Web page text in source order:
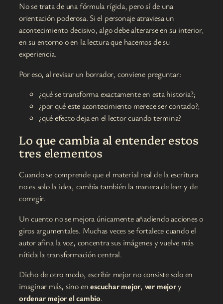
No se trata de una fórmula rígida, pero sí de una
orientación poderosa. Si el personaje atraviesa un
acontecimiento decisivo, algo debe alterarse en su interior,
en su entorno o en la lectura que hacemos de su
experiencia.
Por eso, al revisar un borrador, conviene preguntar:
¿qué se transforma exactamente en esta historia?;
¿por qué este acontecimiento merece ser contado?;
¿qué efecto deja en el lector cuando termina?
Lo que cambia al entender estos
tres elementos
Cuando se comprende que el material real de la escritura
no es solo la idea, cambia también la manera de leer y de
corregir.
Un cuento no se mejora únicamente añadiendo acciones o
giros argumentales. Muchas veces se fortalece cuando el
autor afina la voz, concentra sus imágenes y vuelve más
nítida la transformación central.
Dicho de otro modo, escribir mejor no consiste solo en
imaginar más, sino enescuchar mejor, ver mejory
ordenar mejor el cambio.